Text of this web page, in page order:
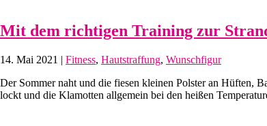
Mit dem richtigen Training zur
14. Mai 2021 | Fitness, Hautstraffung, Wunschfigur
Der Sommer naht und die fiesen kleinen Polster an Hüften,
lockt und die Klamotten allgemein bei den heißen